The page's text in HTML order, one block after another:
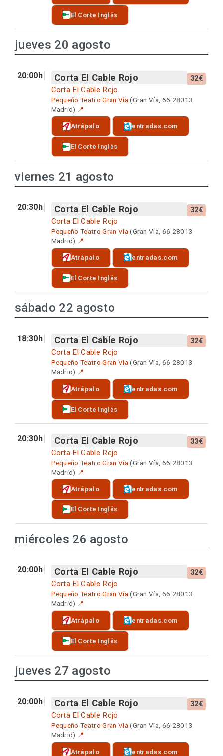
El Corte Inglés
jueves 20 agosto
20:00h Corta El Cable Rojo 32€
Corta El Cable Rojo
Pequeño Teatro Gran Vía (Gran Vía, 66 28013
Madrid) 📍
Atrápalo entradas.com
El Corte Inglés
viernes 21 agosto
20:30h Corta El Cable Rojo 32€
Corta El Cable Rojo
Pequeño Teatro Gran Vía (Gran Vía, 66 28013
Madrid) 📍
Atrápalo entradas.com
El Corte Inglés
sábado 22 agosto
18:30h Corta El Cable Rojo 32€
Corta El Cable Rojo
Pequeño Teatro Gran Vía(Gran Vía, 66 28013
Madrid) 📍
Atrápalo entradas.com
El Corte Inglés
20:30h Corta El Cable Rojo 33€
Corta El Cable Rojo
Pequeño Teatro Gran Vía (Gran Vía, 66 28013
Madrid) 📍
Atrápalo entradas.com
El Corte Inglés
miércoles 26 agosto
20:00h Corta El Cable Rojo 32€
Corta El Cable Rojo
Pequeño Teatro Gran Vía (Gran Vía, 66 28013
Madrid) 📍
Atrápalo entradas.com
El Corte Inglés
jueves 27 agosto
20:00h Corta El Cable Rojo 32€
Corta El Cable Rojo
Pequeño Teatro Gran Vía(Gran Vía, 66 28013
Madrid) 📍
Atrápalo entradas.com